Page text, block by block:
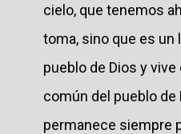
cielo, que tenemos
toma, sino que es un
pueblo de Dios y
común del pueblo de
permanece siempre